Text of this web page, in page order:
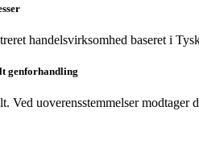
handelsvirksomhed baseret i
genforhandling
Ved uoverensstemmelser modtager